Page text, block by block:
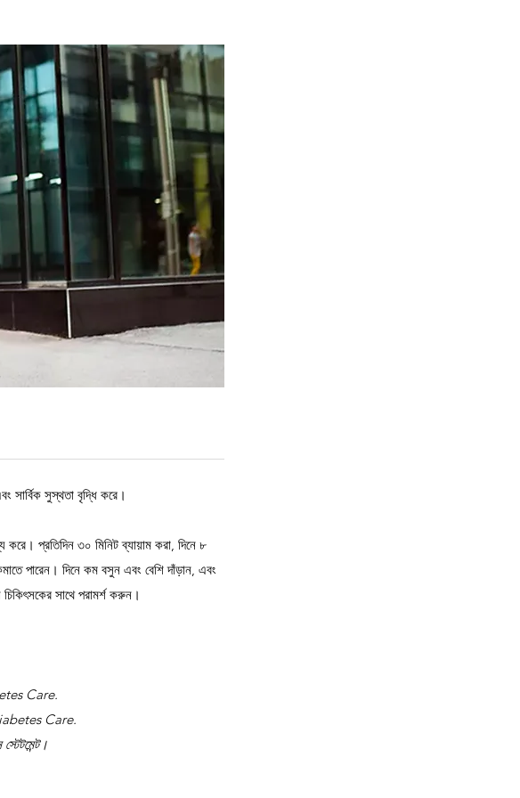
সার্বিক সুস্থতা বৃদ্ধি করে।
প্রতিদিন ৩০ মিনিট ব্যায়াম করা, দিনে ৮
পারেন। দিনে কম বসুন এবং বেশি দাঁড়ান, এবং
সাথে পরামর্শ করুন।
Care.
Care.